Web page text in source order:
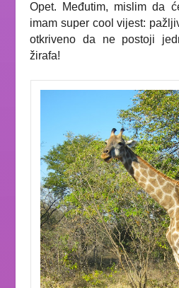
Opet. Međutim, mislim da
imam super cool vijest:
otkriveno da ne postoji
žirafa!